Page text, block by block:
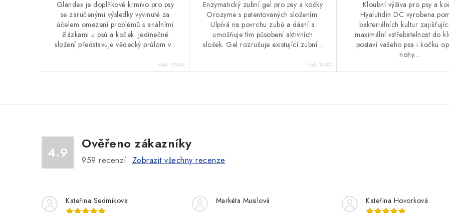
Glandex je doplňkové krmivo pro psy
se zaručenými výsledky vyvinuté za
účelem omezení problémů s análními
žlázkami u psů a koček. Jedinečné
složení představuje vědecký průlom v...
Kód: 57609
Enzymatický zubní gel pro psy a kočky
Orozyme s patentovaných složením.
Ulpívá na povrchu zubů a dásní a
umožňuje tím působení aktivních
složek. Gel rozrušuje existující zubní...
Kód: 15392
Kloubní výživa pro psy a
Hyalutidin DC vyrobena
bakteriálních kultur
maximální vstřebatelnost do
postaví vašeho psa i kočku
nohy....
4.9
Ověřeno zákazníky
959 recenzí. Zobrazit všechny recenze
Kateřina Sedmikova Markéta Musilová Kateřina Hovorková